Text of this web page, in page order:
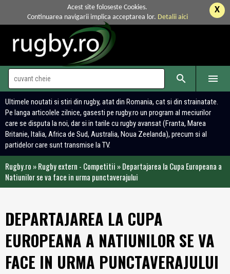
X
Acest site foloseste Cookies.
Continuarea navigarii implica acceptarea lor. Detalii aici
 
Ultimele noutati si stiri din rugby, atat din Romania, cat si din strainatate.
Pe langa articolele zilnice, gasesti pe rugby.ro un program al meciurilor
care se disputa la noi, dar si in tarile cu rugby avansat (Franta, Marea
Britanie, Italia, Africa de Sud, Australia, Noua Zeelanda), precum si al
partidelor care sunt transmise la TV.
Rugby.ro »Rugby extern - Competitii »Departajarea la Cupa Europeana a
Natiunilor se va face in urma punctaverajului
DEPARTAJAREA LA CUPA
EUROPEANA A NATIUNILOR SE VA
FACE IN URMA PUNCTAVERAJULUI